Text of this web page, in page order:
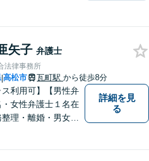
もお役に立てるよ
ポートいたしま
矢子 弁護士
法律事務所
|高松市 瓦町駅 から徒歩8分
ス利用可】【男性弁
女性弁護士１名在
理・離婚・男女問
詳細を見
る